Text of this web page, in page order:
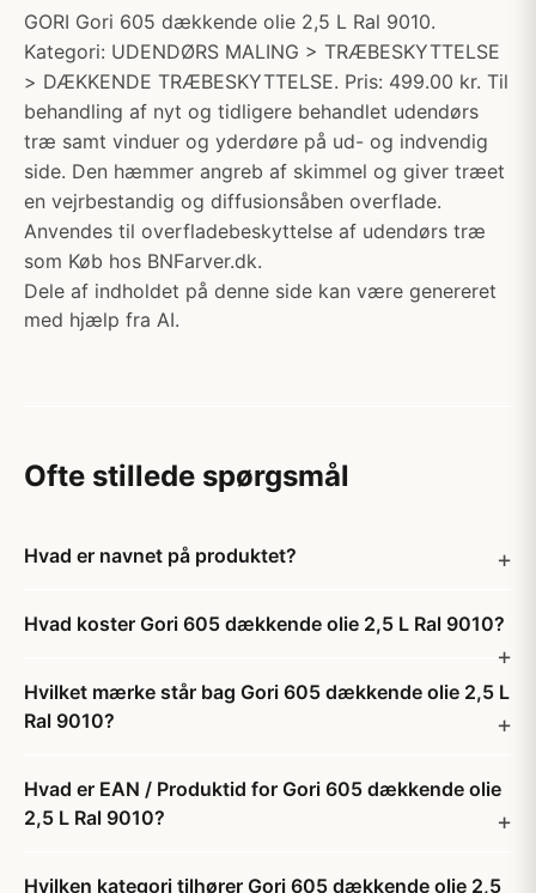
GORI Gori 605 dækkende olie 2,5 L Ral 9010.
Kategori: UDENDØRS MALING > TRÆBESKYTTELSE
> DÆKKENDE TRÆBESKYTTELSE. Pris: 499.00 kr. Til
behandling af nyt og tidligere behandlet udendørs
træ samt vinduer og yderdøre på ud- og indvendig
side. Den hæmmer angreb af skimmel og giver træet
en vejrbestandig og diffusionsåben overflade.
Anvendes til overfladebeskyttelse af udendørs træ
som Køb hos BNFarver.dk.
Dele af indholdet på denne side kan være genereret
med hjælp fra AI.
Ofte stillede spørgsmål
Hvad er navnet på produktet?
Hvad koster Gori 605 dækkende olie 2,5 L Ral 9010?
Hvilket mærke står bag Gori 605 dækkende olie 2,5 L
Ral 9010?
Hvad er EAN / Produktid for Gori 605 dækkende olie
2,5 L Ral 9010?
Hvilken kategori tilhører Gori 605 dækkende olie 2,5